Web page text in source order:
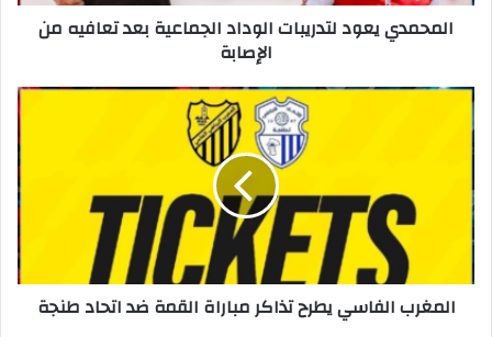
المحمدي يعود لتدريبات الوداد الجماعية بعد تعافيه من
الإصابة
المغرب الفاسي يطرح تذاكر مباراة القمة ضد اتحاد طنجة